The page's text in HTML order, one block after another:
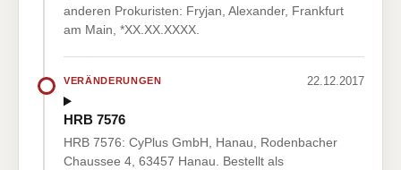
anderen Prokuristen: Fryjan, Alexander, Frankfurt
am Main, *XX.XX.XXXX.
VERÄNDERUNGEN 22.12.2017
HRB 7576
HRB 7576: CyPlus GmbH, Hanau, Rodenbacher
Chaussee 4, 63457 Hanau. Bestellt als